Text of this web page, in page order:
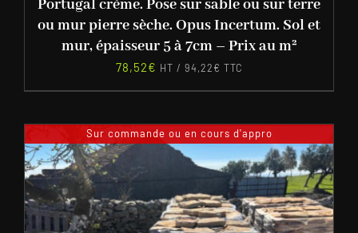
Portugal crème. Pose sur sable ou sur terre
ou mur pierre sèche. Opus Incertum. Sol et
mur, épaisseur 5 à 7cm – Prix au m²
78,52€ HT / 94,22€ TTC
Sur commande ou en cours d'appro